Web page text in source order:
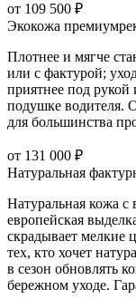
от 109 500 ₽
Экокожа премиум
Плотнее и мягче
или с фактурой;
приятнее под рукой
подушке водителя.
для большинства
от 131 000 ₽
Натуральная
Натуральная кожа
европейская
скрадывает мелкие
тех, кто хочет
в сезон обновлять
бережном уходе.